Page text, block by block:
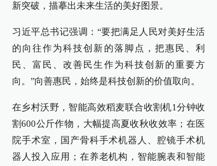
新突破，描摹出未来生活的美好图景。
习近平总书记强调：“要把满足人民对美好生活
的向往作为科技创新的落脚点，把惠民、利
民、富民、改善民生作为科技创新的重要方
向。”向善惠民，始终是科技创新的价值取向。
在乡村沃野，智能高效稻麦联合收割机1分钟收
割600公斤作物，大幅提高夏收秋收效率；在医
院手术室，国产骨科手术机器人、腔镜手术机
器人投入应用；在养老机构，智能腕表和智能